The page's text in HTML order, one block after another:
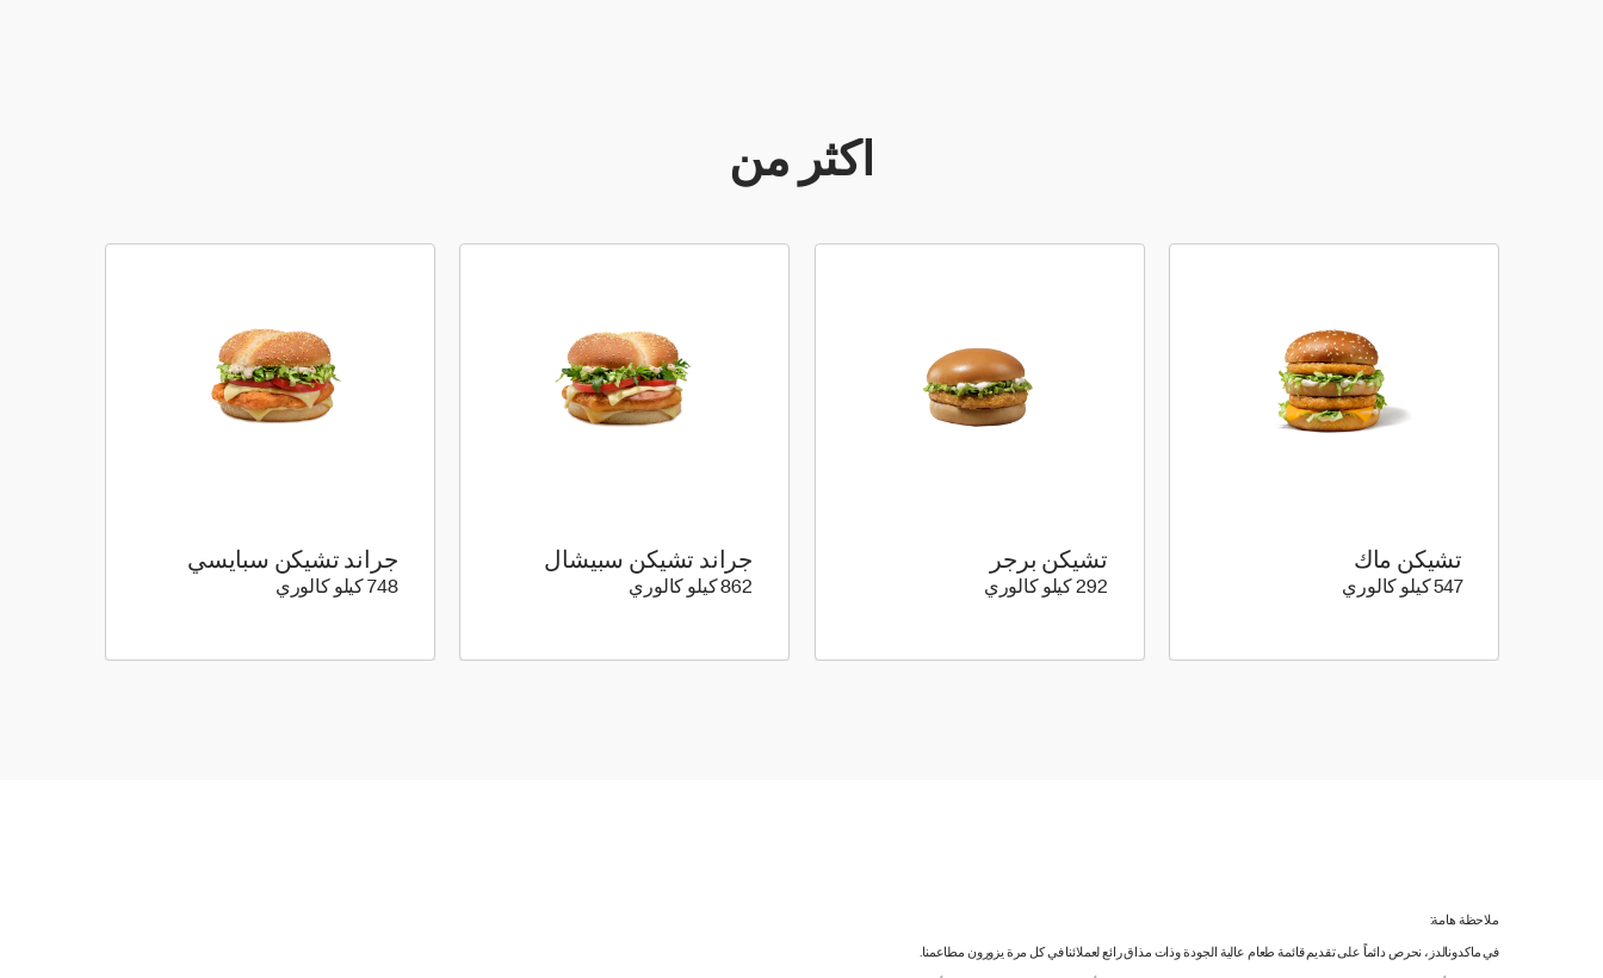
أكثر من
تشيكن ماك
547 كيلو كالوري 547 كيلو سعرة حرارية
تشيكن برجر
292 كيلو كالوري
جراند تشيكن سبيشال
862 كيلو كالوري 862 كيلو سعرة حرارية
جراند تشيكن سبايسي
748 كيلو كالوري
ملاحظة هامة:
في ماكدونالدز، نحرص دائماً على تقديم قائمة طعام عالية الجودة وذات مذاق رائع لعملائنا في كل مرة يزورون مطاعمنا.